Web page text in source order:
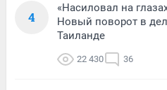
4
«Насиловал на
Новый поворот в
Таиланде
22 430 36